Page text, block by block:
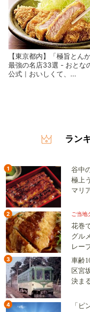
【東京都内】「極旨とんか
最強の名店33選 - おとな
公式｜おいしくて、...
ラン
1
谷中
極上
マリ
2 ご当地
花巻
グル
レー
3
車齢
区宮
決ま
4
「ピ